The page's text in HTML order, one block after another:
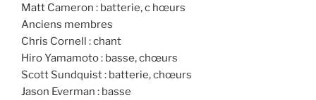
Matt Cameron : batterie, c hœurs
Anciens membres
Chris Cornell : chant
Hiro Yamamoto : basse, chœurs
Scott Sundquist : batterie, chœurs
Jason Everman : basse